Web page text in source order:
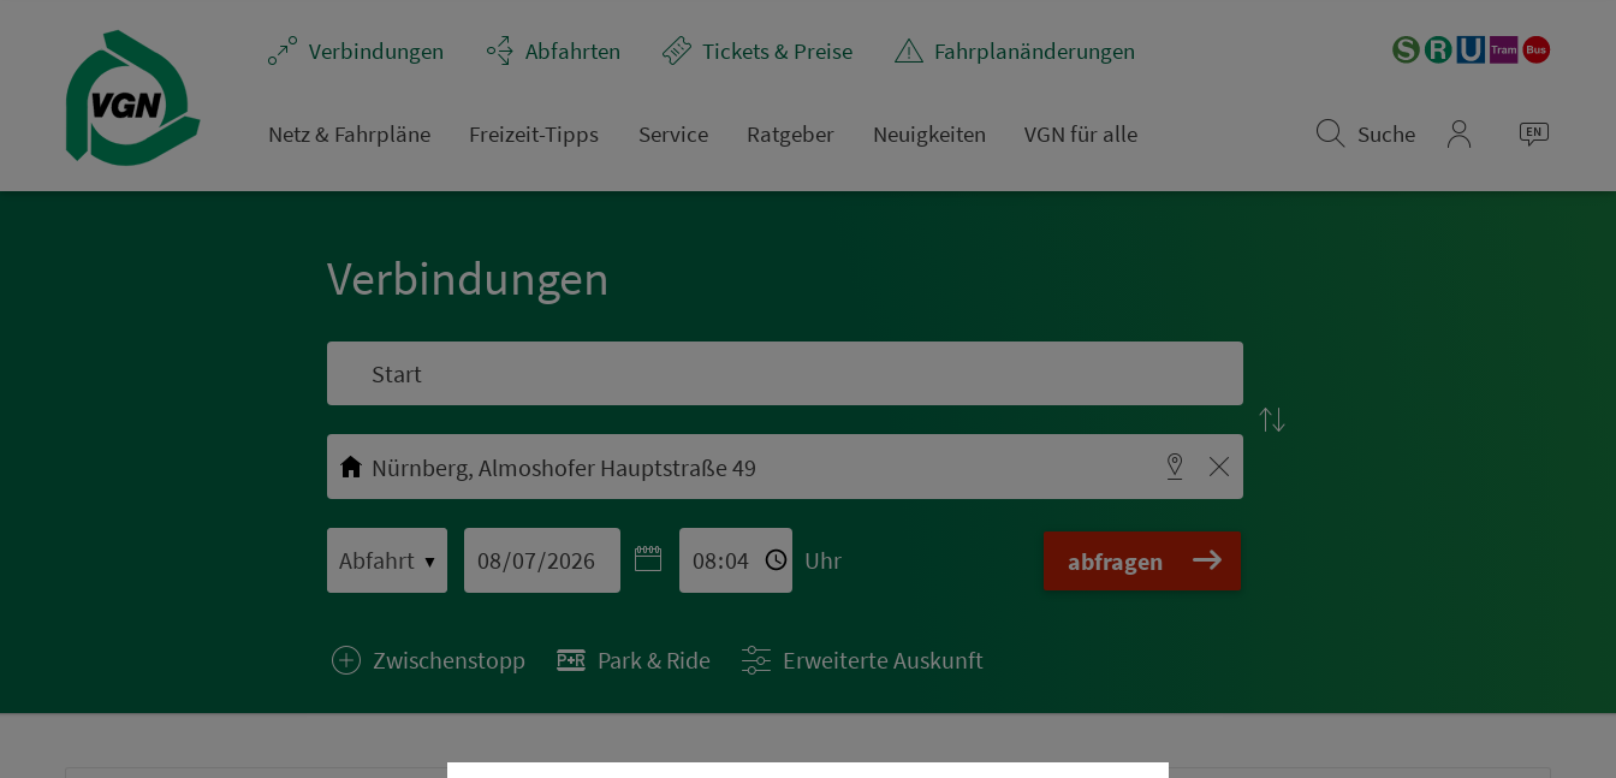
Ver­bin­dungen
Abfahrten Tickets & Preise Fahr­plan­ände­rungen
Netz & Fahrpläne Frei­zeit-Tipps Service Rat­ge­ber Neuigkeiten VGN für alle
Suche
Ver­bin­dungen
▼ Uhr abfragen
Zwischenstopp Park & Ride Erweiterte Auskunft